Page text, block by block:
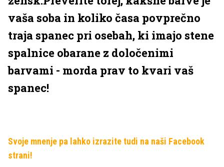
vaša soba in koliko časa povprečno
traja spanec pri osebah, ki imajo stene
spalnice obarane z določenimi
barvami - morda prav to kvari vaš
spanec!
Svoje mnenje pa lahko izrazite tudi na naši Facebook
strani!